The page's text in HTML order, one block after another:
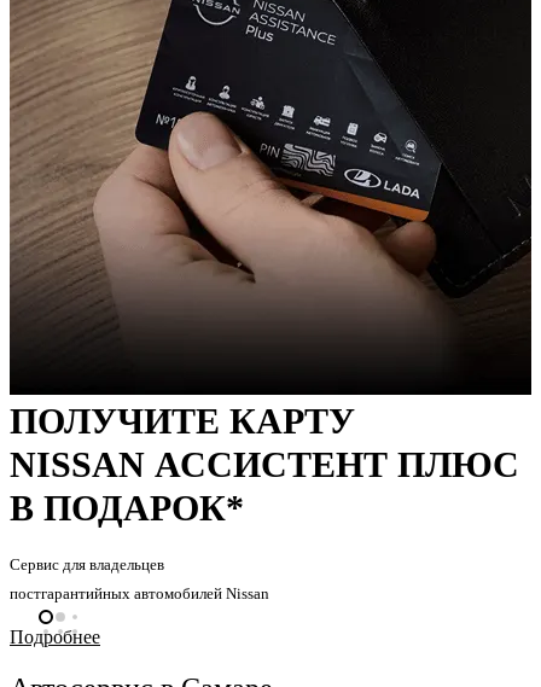
ПОЛУЧИТЕ КАРТУ
NISSAN АСCИСТЕНТ ПЛЮС
В ПОДАРОК*
Сервис для владельцев
постгарантийных автомобилей Nissan
Подробнее